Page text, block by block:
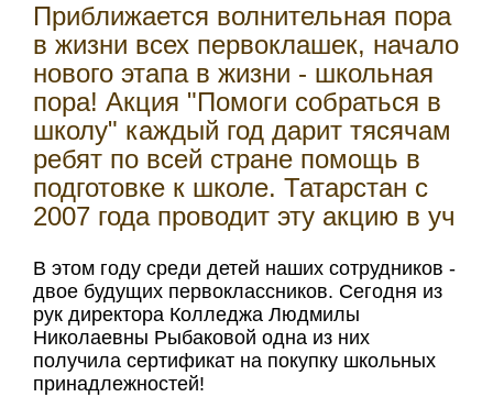
Приближается волнительная пора
в жизни всех первоклашек, начало
нового этапа в жизни - школьная
пора! Акция "Помоги собраться в
школу" каждый год дарит тясячам
ребят по всей стране помощь в
подготовке к школе. Татарстан с
2007 года проводит эту акцию в уч
В этом году среди детей наших сотрудников -
двое будущих первоклассников. Сегодня из
рук директора Колледжа Людмилы
Николаевны Рыбаковой одна из них
получила сертификат на покупку школьных
принадлежностей!